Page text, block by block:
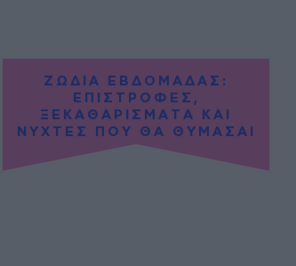
ΖΩΔΙΑ ΕΒΔΟΜΑΔΑΣ:
ΕΠΙΣΤΡΟΦΕΣ,
ΞΕΚΑΘΑΡΙΣΜΑΤΑ ΚΑΙ
ΝΥΧΤΕΣ ΠΟΥ ΘΑ ΘΥΜΑΣΑΙ